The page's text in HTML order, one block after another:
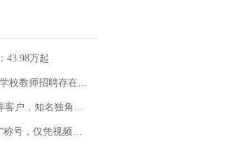
43.98万起
”：已启动问责程序 副校长被停职
施，“本人长期与美国交管局保持沟通，对方表示肯定”
评出？中国烹饪协会回应